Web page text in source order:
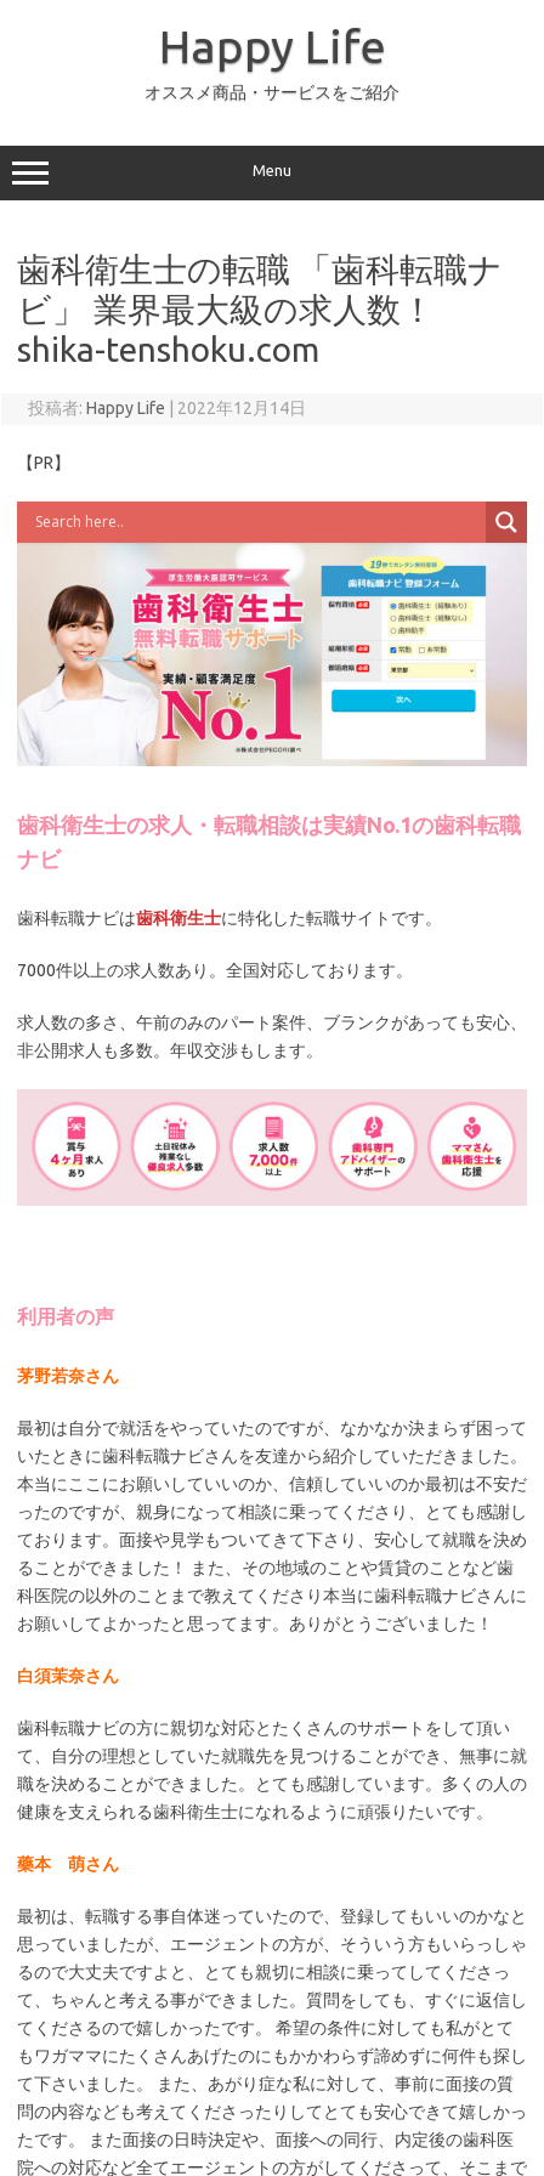
ッ
プ
Happy Life
オススメ商品・サービスをご紹介
Menu
歯科衛生士の転職 「歯科転職ナ
ビ」 業界最大級の求人数！
shika-tenshoku.com
投稿者: Happy Life 2022年12月14日
【PR】
歯科衛生士の求人・転職相談は実績No.1の歯科転職
ナビ
歯科転職ナビは歯科衛生士に特化した転職サイトです。
7000件以上の求人数あり。全国対応しております。
求人数の多さ、午前のみのパート案件、ブランクがあっても安心、
非公開求人も多数。年収交渉もします。
利用者の声
茅野若奈さん
最初は自分で就活をやっていたのですが、なかなか決まらず困って
いたときに歯科転職ナビさんを友達から紹介していただきました。
本当にここにお願いしていいのか、信頼していいのか最初は不安だ
ったのですが、親身になって相談に乗ってくださり、とても感謝し
ております。面接や見学もついてきて下さり、安心して就職を決め
ることができました！ また、その地域のことや賃貸のことなど歯
科医院の以外のことまで教えてくださり本当に歯科転職ナビさんに
お願いしてよかったと思ってます。ありがとうございました！
白須茉奈さん
歯科転職ナビの方に親切な対応とたくさんのサポートをして頂い
て、自分の理想としていた就職先を見つけることができ、無事に就
職を決めることができました。とても感謝しています。多くの人の
健康を支えられる歯科衛生士になれるように頑張りたいです。
藥本 萌さん
最初は、転職する事自体迷っていたので、登録してもいいのかなと
思っていましたが、エージェントの方が、そういう方もいらっしゃ
るので大丈夫ですよと、とても親切に相談に乗ってしてくださっ
て、ちゃんと考える事ができました。質問をしても、すぐに返信し
てくださるので嬉しかったです。 希望の条件に対しても私がとて
もワガママにたくさんあげたのにもかかわらず諦めずに何件も探し
て下さいました。 また、あがり症な私に対して、事前に面接の質
問の内容なども考えてくださったりしてとても安心できて嬉しかっ
たです。 また面接の日時決定や、面接への同行、内定後の歯科医
院への対応など全てエージェントの方がしてくださって、そこまで